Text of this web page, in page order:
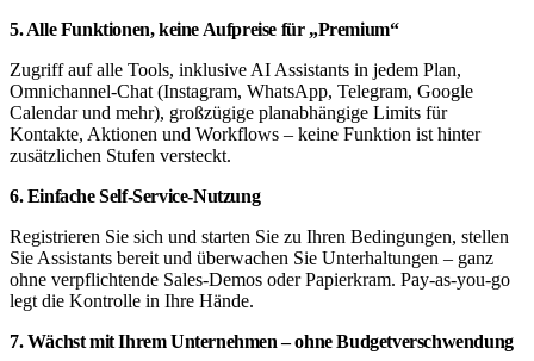
5. Alle Funktionen, keine Aufpreise für „Premium“
Zugriff auf alle Tools, inklusive AI Assistants in jedem Plan,
Omnichannel-Chat (Instagram, WhatsApp, Telegram, Google
Calendar und mehr), großzügige planabhängige Limits für
Kontakte, Aktionen und Workflows – keine Funktion ist hinter
zusätzlichen Stufen versteckt.
6. Einfache Self-Service-Nutzung
Registrieren Sie sich und starten Sie zu Ihren Bedingungen, stellen
Sie Assistants bereit und überwachen Sie Unterhaltungen – ganz
ohne verpflichtende Sales-Demos oder Papierkram. Pay-as-you-go
legt die Kontrolle in Ihre Hände.
7. Wächst mit Ihrem Unternehmen – ohne Budgetverschwendung